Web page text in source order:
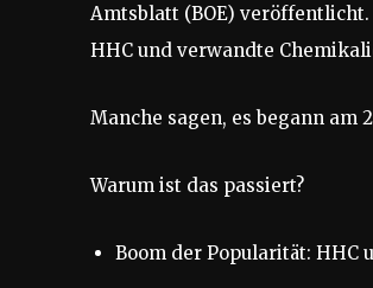
Amtsblatt (BOE)
HHC und verwandte
Manche sagen, es begann am
Warum ist das passiert?
Boom der Popularität: HHC